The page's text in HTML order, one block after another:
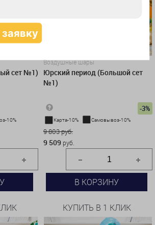
сет №1)
10%
Воздушные шары
Юрский период (Большой сет
№1)
-3%
Карта-10% Самовывоз-10%
9 803 руб.
9 509 руб.
В КОРЗИНУ
КУПИТЬ В 1 КЛИК